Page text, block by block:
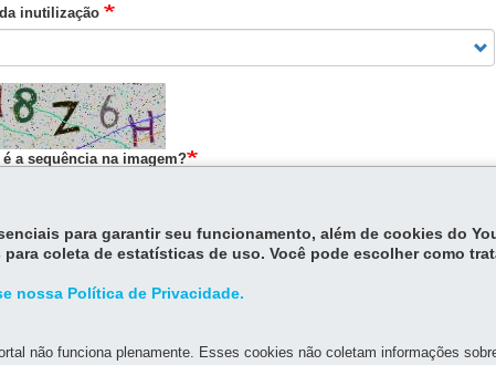
inutilização
é a sequência na imagem?
o texto exibido na imagem.
para garantir seu funcionamento, além de cookies do
coleta de estatísticas de uso. Você pode escolher como
nossa Política de Privacidade.
não funciona plenamente. Esses cookies não coletam informações